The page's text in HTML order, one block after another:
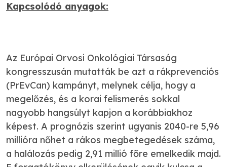
Kapcsolódó anyagok:
Az Európai Orvosi Onkológiai Társaság
kongresszusán mutatták be azt a rákprevenciós
(PrEvCan) kampányt, melynek célja, hogy a
megelőzés, és a korai felismerés sokkal
nagyobb hangsúlyt kapjon a korábbiakhoz
képest. A prognózis szerint ugyanis 2040-re 5,96
millióra nőhet a rákos megbetegedések száma,
a halálozás pedig 2,91 millió főre emelkedik majd.